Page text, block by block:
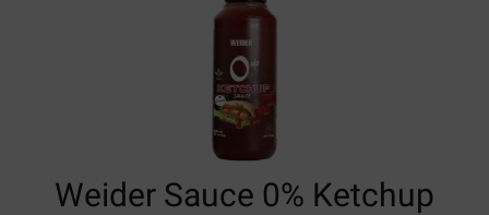
Weider Sauce 0% Ketchup